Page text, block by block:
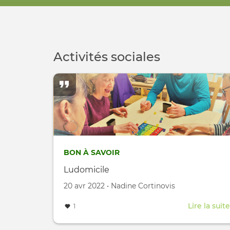
Activités sociales
BON À SAVOIR
Ludomicile
Créé le
20 avr 2022 •
par Nadine Cortinovis
1 Lire la suite